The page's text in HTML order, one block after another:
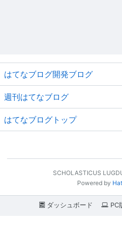
はてなブログ開発ブログ
週刊はてなブログ
はてなブログトップ
SCHOLASTICUS
Powered by
ダッシュボード PC